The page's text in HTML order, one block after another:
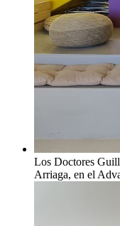
Los Doctores
Arriaga, en el